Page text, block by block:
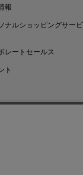
報
ナルショッピングサービ
レートセールス
ト